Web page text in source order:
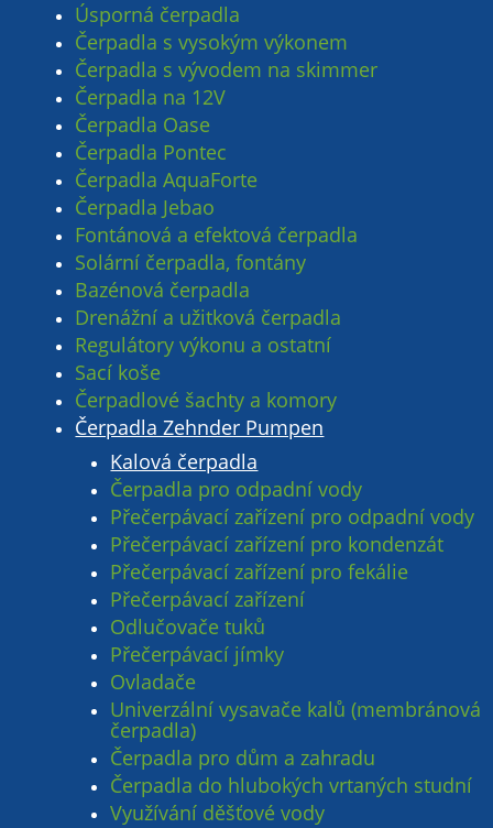
Úsporná čerpadla
Čerpadla s vysokým výkonem
Čerpadla s vývodem na skimmer
Čerpadla na 12V
Čerpadla Oase
Čerpadla Pontec
Čerpadla AquaForte
Čerpadla Jebao
Fontánová a efektová čerpadla
Solární čerpadla, fontány
Bazénová čerpadla
Drenážní a užitková čerpadla
Regulátory výkonu a ostatní
Sací koše
Čerpadlové šachty a komory
Čerpadla Zehnder Pumpen
Kalová čerpadla
Čerpadla pro odpadní vody
Přečerpávací zařízení pro odpadní vody
Přečerpávací zařízení pro kondenzát
Přečerpávací zařízení pro fekálie
Přečerpávací zařízení
Odlučovače tuků
Přečerpávací jímky
Ovladače
Univerzální vysavače kalů (membránová
čerpadla)
Čerpadla pro dům a zahradu
Čerpadla do hlubokých vrtaných studní
Využívání děšťové vody